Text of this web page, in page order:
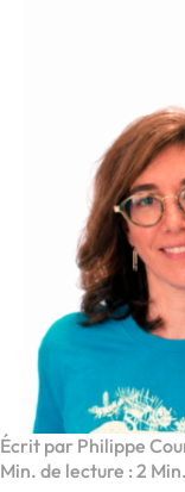
Écrit par Philippe
Min. de lecture : 2 Min.